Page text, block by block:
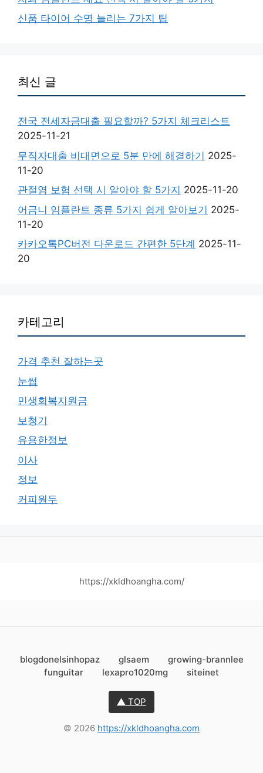
신품 타이어 수명 늘리는 7가지 팁
최신 글
전국 전세자금대출 필요할까? 5가지 체크리스트
2025-11-21
무직자대출 비대면으로 5분 만에 해결하기 2025-
11-20
관절염 보험 선택 시 알아야 할 5가지 2025-11-20
어금니 임플란트 종류 5가지 쉽게 알아보기 2025-
11-20
카카오톡PC버전 다운로드 간편한 5단계 2025-11-
20
카테고리
가격 추천 잘하는곳
눈썹
민생회복지원금
보청기
유용한정보
이사
정보
커피원두
https://xkldhoangha.com/
blogdonelsinhopaz glsaem
growing-brannlee
funguitar
lexapro1020mg siteinet
▲ TOP
© 2026 https://xkldhoangha.com